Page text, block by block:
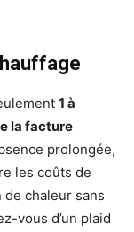
1 à
la facture
prolongée,
les coûts de
chaleur sans
vous d’un plaid